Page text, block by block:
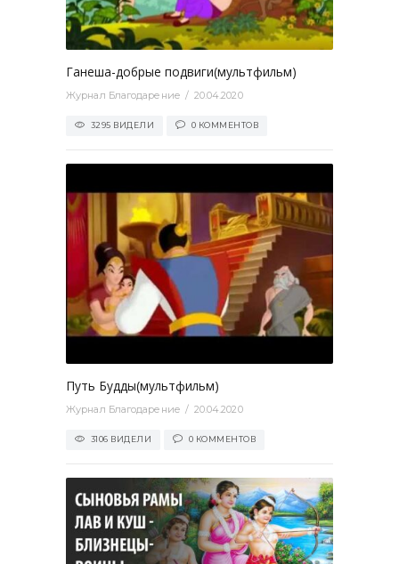
Ганеша-добрые подвиги(мультфильм)
Журнал Благодарение 20.04.2020
3295 ВИДЕЛИ 0 КОММЕНТОВ
Путь Будды(мультфильм)
Журнал Благодарение 20.04.2020
3106 ВИДЕЛИ 0 КОММЕНТОВ